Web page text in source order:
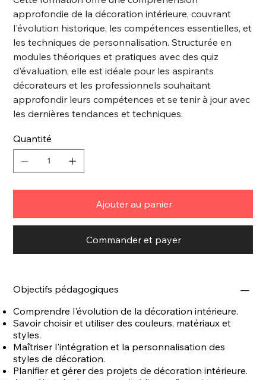
approfondie de la décoration intérieure, couvrant
l'évolution historique, les compétences essentielles, et
les techniques de personnalisation. Structurée en
modules théoriques et pratiques avec des quiz
d'évaluation, elle est idéale pour les aspirants
décorateurs et les professionnels souhaitant
approfondir leurs compétences et se tenir à jour avec
les dernières tendances et techniques.
Quantité
Ajouter au panier
Commander et payer
Objectifs pédagogiques
Comprendre l'évolution de la décoration intérieure.
Savoir choisir et utiliser des couleurs, matériaux et
styles.
Maîtriser l'intégration et la personnalisation des
styles de décoration.
Planifier et gérer des projets de décoration intérieure.